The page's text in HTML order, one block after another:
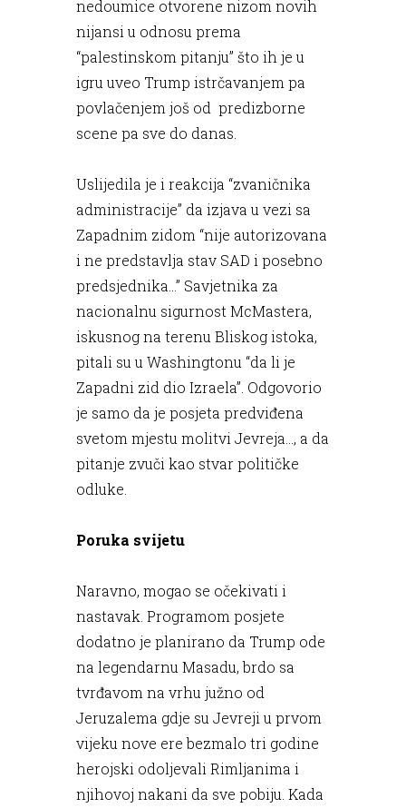
nedoumice otvorene nizom novih
nijansi u odnosu prema
“palestinskom pitanju” što ih je u
igru uveo Trump istrčavanjem pa
povlačenjem još od predizborne
scene pa sve do danas.
Uslijedila je i reakcija “zvaničnika
administracije” da izjava u vezi sa
Zapadnim zidom “nije autorizovana
i ne predstavlja stav SAD i posebno
predsjednika...” Savjetnika za
nacionalnu sigurnost McMastera,
iskusnog na terenu Bliskog istoka,
pitali su u Washingtonu “da li je
Zapadni zid dio Izraela”. Odgovorio
je samo da je posjeta predviđena
svetom mjestu molitvi Jevreja..., a da
pitanje zvuči kao stvar političke
odluke.
Poruka svijetu
Naravno, mogao se očekivati i
nastavak. Programom posjete
dodatno je planirano da Trump ode
na legendarnu Masadu, brdo sa
tvrđavom na vrhu južno od
Jeruzalema gdje su Jevreji u prvom
vijeku nove ere bezmalo tri godine
herojski odoljevali Rimljanima i
njihovoj nakani da sve pobiju. Kada